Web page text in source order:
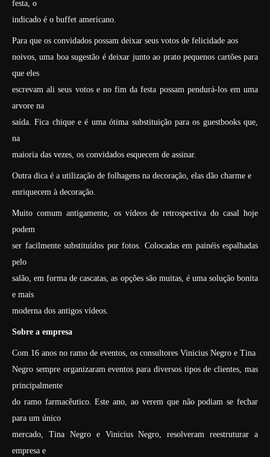
festa, o
indicado é o buffet americano.
Para que os convidados possam deixar seus votos de felicidade aos
noivos, uma boa sugestão é deixar junto ao prato pequenos cartões para
que eles
escrevam ali seus votos e no fim da festa possam pendurá-los em uma
arvore na
saída. Fica chique e é uma ótima substituição para os guestbooks que,
na
maioria das vezes, os convidados esquecem de assinar.
Outra dica é a utilização de folhagens na decoração, elas dão charme e
enriquecem à decoração.
Muito comum antigamente, os vídeos de retrospectiva do casal hoje
podem
ser facilmente substituídos por fotos. Colocadas em painéis espalhadas
pelo
salão, em forma de cascatas, as opções são muitas, é uma solução bonita
e mais
moderna dos antigos vídeos.
Sobre a empresa
Com 16 anos no ramo de eventos, os consultores Vinicius Negro e Tina
Negro sempre organizaram eventos para diversos tipos de clientes, mas
principalmente
do ramo farmacêutico. Este ano, ao verem que não podiam se fechar
para um único
mercado, Tina Negro e Vinicius Negro, resolveram reestruturar a
empresa e